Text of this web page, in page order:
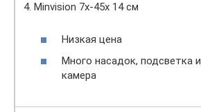
4. Minvision 7x-45x 14 см
Низкая цена
Много насадок, подсветка и
камера